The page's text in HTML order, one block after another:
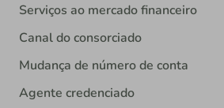
Serviços ao mercado financeiro
Canal do consorciado
Mudança de número de conta
Agente credenciado